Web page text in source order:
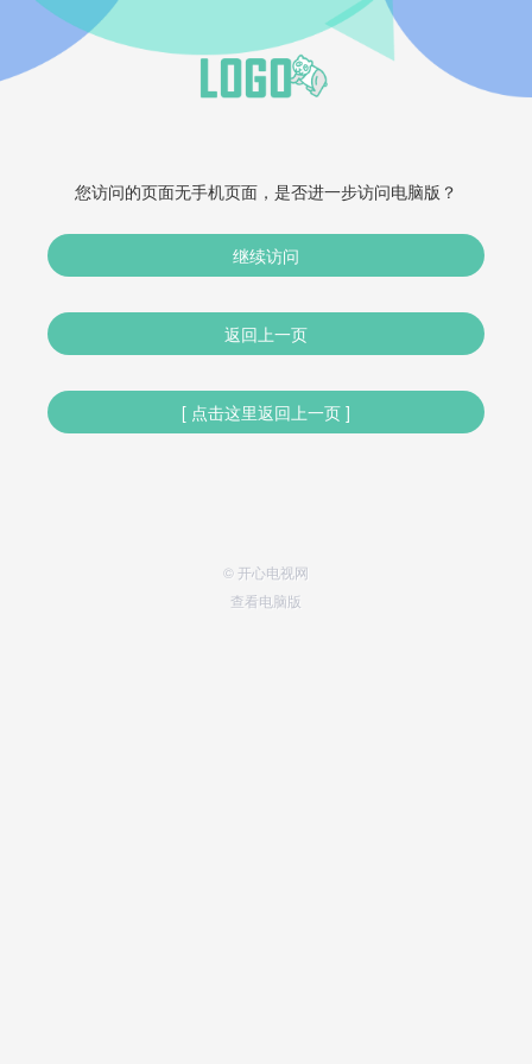
您访问的页面无手机页面，是否进一步访问电脑版？
继续访问
返回上一页
[ 点击这里返回上一页 ]
© 开心电视网
查看电脑版